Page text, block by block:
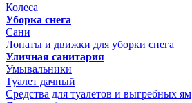
Колеса
Уборка снега
Сани
Лопаты и движки для уборки снега
Уличная санитария
Умывальники
Туалет дачный
Средства для туалетов и выгребных ям